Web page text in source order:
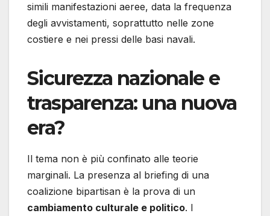
simili manifestazioni aeree, data la frequenza
degli avvistamenti, soprattutto nelle zone
costiere e nei pressi delle basi navali.
Sicurezza nazionale e
trasparenza: una nuova
era?
Il tema non è più confinato alle teorie
marginali. La presenza al briefing di una
coalizione bipartisan è la prova di un
cambiamento culturale e politico. I